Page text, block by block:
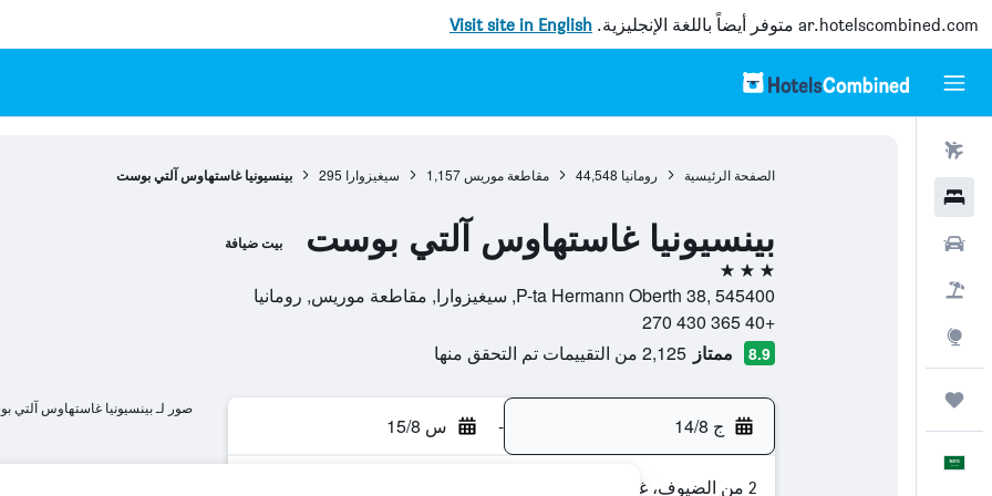
ar.hotelscombined.com متوفر أيضاً باللغة الإنجليزية. Visit site in English
الصفحة الرئيسية رومانيا 44,548 مقاطعة موريس 1,157 سيغيزوارا 295 بينسيونيا غاستهاوس آلتي بوست
بينسيونيا غاستهاوس آلتي بوست بيت ضيافة
3 نجوم
P-ta Hermann Oberth 38, 545400, سيغيزوارا, مقاطعة موريس, رومانيا
+40 365 430 270
8.9 ممتاز 2,125 من التقييمات تم التحقق منها
ج 14/8 - س 15/8
2 من الضيوف، غرفة واحدة
صور لـ بينسيونيا غاستهاوس آلتي